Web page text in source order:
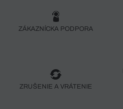
ZÁKAZNÍCKA PODPORA
ZRUŠENIE A VRÁTENIE